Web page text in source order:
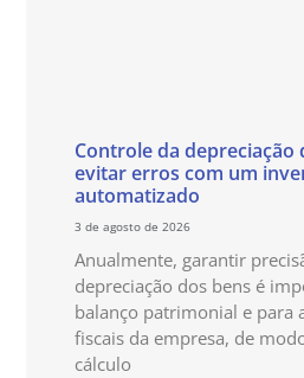
Controle da depreciação
evitar erros com um
automatizado
3 de agosto de 2026
Anualmente, garantir
depreciação dos bens é
balanço patrimonial e para
fiscais da empresa, de
cálculo